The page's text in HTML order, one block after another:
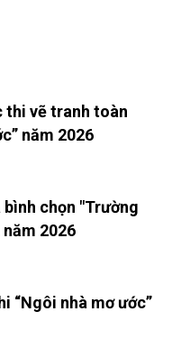
thi vẽ tranh toàn
năm 2026
chọn "Trường
năm 2026
“Ngôi nhà mơ ước”